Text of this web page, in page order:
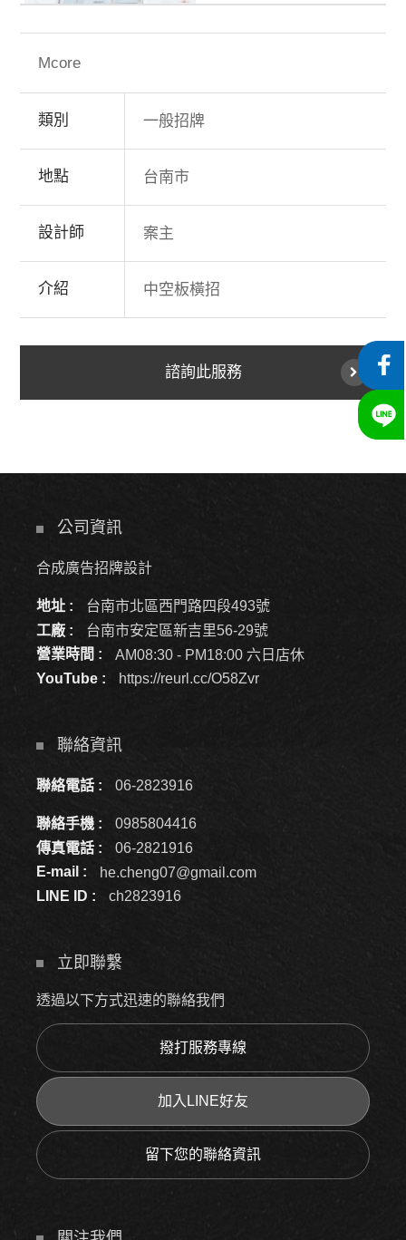
Mcore
類別 一般招牌
地點 台南市
設計師 案主
介紹 中空板橫招
諮詢此服務
公司資訊
合成廣告招牌設計
地址 :
台南市北區西門路四段493號
工廠 :
台南市安定區新吉里56-29號
營業時間 :
AM08:30 - PM18:00 六日店休
YouTube :
https://reurl.cc/O58Zvr
聯絡資訊
聯絡電話 : 06-2823916
聯絡手機 :
0985804416
傳真電話 :
06-2821916
E-mail :
he.cheng07@gmail.com
LINE ID :
ch2823916
立即聯繫
透過以下方式迅速的聯絡我們
撥打服務專線
加入LINE好友
留下您的聯絡資訊